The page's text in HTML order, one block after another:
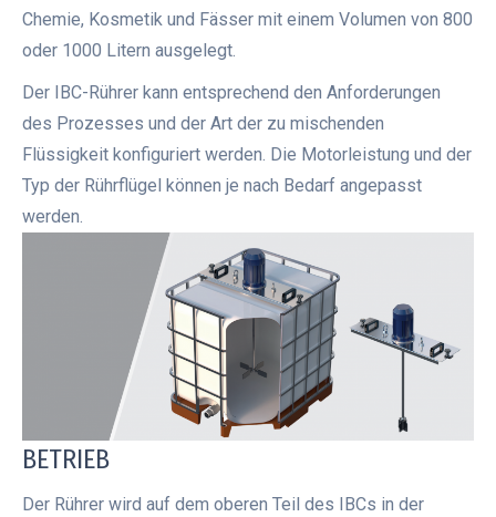
Chemie, Kosmetik und Fässer mit einem Volumen von 800
oder 1000 Litern ausgelegt.
Der IBC-Rührer kann entsprechend den Anforderungen
des Prozesses und der Art der zu mischenden
Flüssigkeit konfiguriert werden. Die Motorleistung und der
Typ der Rührflügel können je nach Bedarf angepasst
werden.
BETRIEB
Der Rührer wird auf dem oberen Teil des IBCs in der